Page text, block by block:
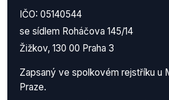
IČO: 05140544
se sídlem Roháčova 145/14
Žižkov, 130 00 Praha 3
Zapsaný ve spolkovém rejstříku u
Praze.